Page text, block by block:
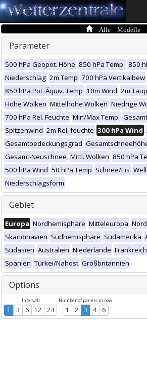
Alle Modelle
Parameter
500 hPa Geopot. Höhe 850 hPa Temp. 850
Niederschlag 2m Temp 700 hPa Vertikalbew
850 hPa Pot. Äquiv. Temp 10m Wind 2m
Hohe Wolken Mittelhohe Wolken Niedrige
700 hPa Rel. Feuchte Min/Max Temp.
Spitzenwind 2m Rel. feuchte 300 hPa Wind
Gesamtbedeckungsgrad
Gesamt-Neuschnee Mittl. Wolken 850 hPa
500 hPa Wind 50 hPa Temp Schnee/Eis
Niederschlagsform
Gebiet
Europa Nordhemisphäre Mitteleuropa
Skandinavien Südhemisphäre Südamerika
Südasien Australien Niederlande Frankreich
Spanien Türkei/Nahost Großbritannien
Options
Intervall
1 3 6 12 24
Number of panels in row
1 2 3 4 6